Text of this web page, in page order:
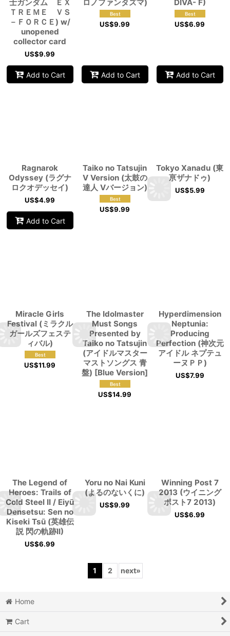
士ガンダム ＥＸ
ＴＲＥＭＥ ＶＳ
－ＦＯＲＣＥ) w/
unopened
collector card
US$9.99
Add to Cart
ロノファンタズマ)
US$9.99
Add to Cart
DIVA- F)
US$6.99
Add to Cart
Ragnarok
Odyssey (ラグナ
ロクオデッセイ)
US$4.99
Add to Cart
Taiko no Tatsujin
V Version (太鼓の
達人 Vバージョン)
US$9.99
Tokyo Xanadu (東
亰ザナドゥ)
US$5.99
Miracle Girls
Festival (ミラクル
ガールズフェステ
ィバル)
US$11.99
The Idolmaster
Must Songs
Presented by
Taiko no Tatsujin
(アイドルマスター
マストソングス 青
盤) [Blue Version]
US$14.99
Hyperdimension
Neptunia:
Producing
Perfection (神次元
アイドル ネプテュ
ーヌＰＰ)
US$7.99
The Legend of
Heroes: Trails of
Cold Steel II / Eiyū
Densetsu: Sen no
Kiseki Tsū (英雄伝
説 閃の軌跡II)
US$6.99
Yoru no Nai Kuni
(よるのないくに)
US$9.99
Winning Post 7
2013 (ウイニング
ポスト7 2013)
US$6.99
1 2 next»
Home
Cart